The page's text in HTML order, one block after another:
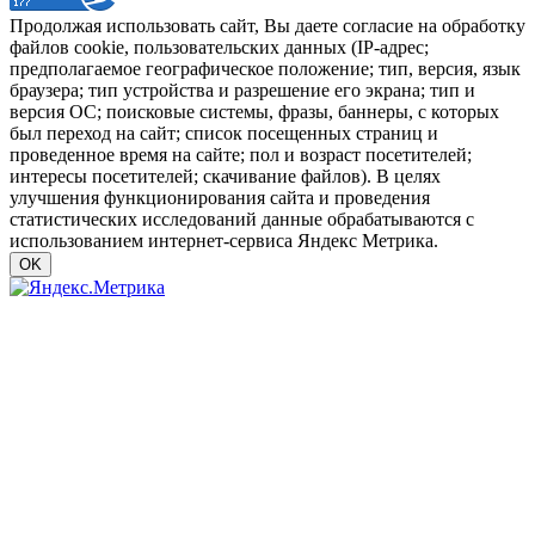
Продолжая использовать сайт, Вы даете согласие на обработку
файлов cookie, пользовательских данных (IP-адрес;
предполагаемое географическое положение; тип, версия, язык
браузера; тип устройства и разрешение его экрана; тип и
версия ОС; поисковые системы, фразы, баннеры, с которых
был переход на сайт; список посещенных страниц и
проведенное время на сайте; пол и возраст посетителей;
интересы посетителей; скачивание файлов). В целях
улучшения функционирования сайта и проведения
статистических исследований данные обрабатываются с
использованием интернет-сервиса Яндекс Метрика.
OK